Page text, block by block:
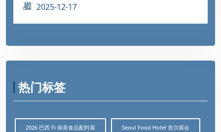
2025-12-17
热门标签
2026 巴西 Fi 南美食品配料展 Seoul Food Hotel 首尔展会